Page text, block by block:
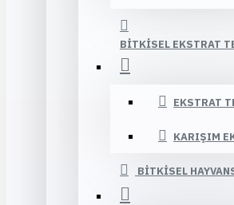
BITKISEL EKSTRAT
EKSTRAT
KARIŞIM
BITKISEL